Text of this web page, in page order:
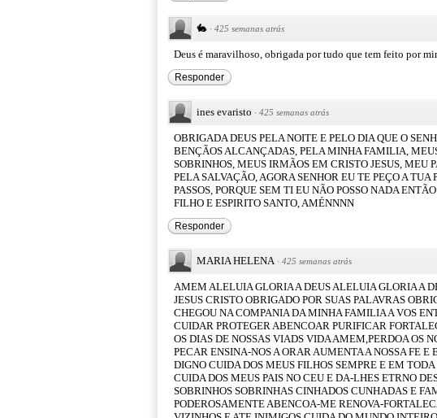
🐇 · 425 semanas atrás
Deus é maravilhoso, obrigada por tudo que tem feito por
Responder
ines evaristo · 425 semanas atrás
OBRIGADA DEUS PELA NOITE E PELO DIA QUE O
BENÇÃOS ALCANÇADAS, PELA MINHA FAMILIA,
SOBRINHOS, MEUS IRMÃOS EM CRISTO JESUS, MEU
PELA SALVAÇÃO, AGORA SENHOR EU TE PEÇO A
PASSOS, PORQUE SEM TI EU NÃO POSSO NADA
FILHO E ESPIRITO SANTO, AMÉNNNN
Responder
MARIA HELENA · 425 semanas atrás
AMEM ALELUIA GLORIA A DEUS ALELUIA GLORIA A
JESUS CRISTO OBRIGADO POR SUAS PALAVRAS
CHEGOU NA COMPANIA DA MINHA FAMILIA A VOS
CUIDAR PROTEGER ABENCOAR PURIFICAR
OS DIAS DE NOSSAS VIADS VIDA AMEM,PERDOA OS
PECAR ENSINA-NOS A ORAR AUMENTA A NOSSA FE E
DIGNO CUIDA DOS MEUS FILHOS SEMPRE E EM
CUIDA DOS MEUS PAIS NO CEU E DA-LHES ETRNO
SOBRINHOS SOBRINHAS CINHADOS CUNHADAS E
PODEROSAMENTE ABENCOA-ME RENOVA-